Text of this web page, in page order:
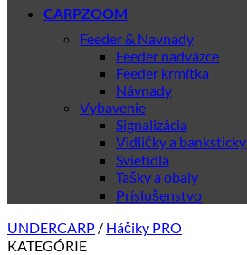
CARPZOOM
Feeder & Navnady
Feeder nadväzce
Feeder krmítka
Návnady
Vybavenie
Signalizácia
Vidličky a banksticky
Svietidlá
Tašky a obaly
Príslušenstvo
UNDERCARP / Háčiky PRO
KATEGÓRIE